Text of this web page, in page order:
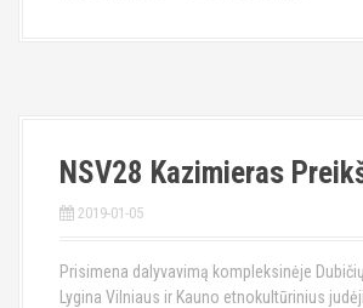
NSV28 Kazimieras
2019-01-05
Prisimena dalyvavimą kompleksinėje
Lygina Vilniaus ir Kauno etnokultūrinius